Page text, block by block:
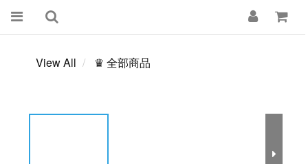
View All ♛ 全部商品